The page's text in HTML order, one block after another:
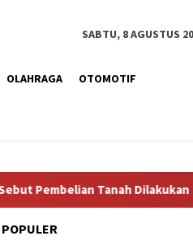
SABTU, 8 AGUSTUS
OLAHRAGA OTOMOTIF
Tanah Dilakukan Manajer